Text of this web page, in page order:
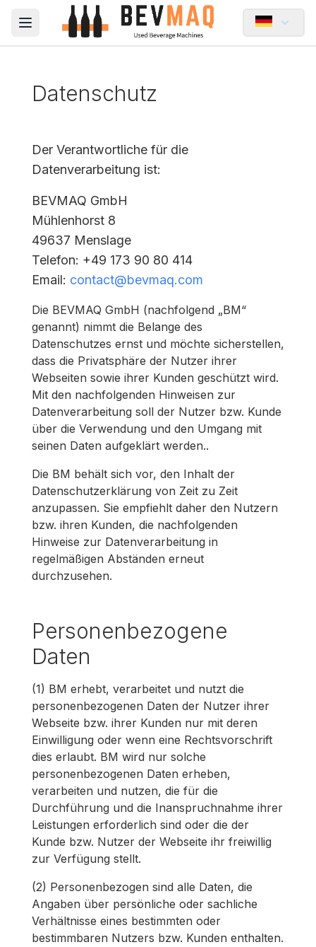
Open main menu
Datenschutz
Der Verantwortliche für die
Datenverarbeitung ist:
BEVMAQ GmbH
Mühlenhorst 8
49637 Menslage
Telefon: +49 173 90 80 414
Email: contact@bevmaq.com
Die BEVMAQ GmbH (nachfolgend „BM“
genannt) nimmt die Belange des
Datenschutzes ernst und möchte sicherstellen,
dass die Privatsphäre der Nutzer ihrer
Webseiten sowie ihrer Kunden geschützt wird.
Mit den nachfolgenden Hinweisen zur
Datenverarbeitung soll der Nutzer bzw. Kunde
über die Verwendung und den Umgang mit
seinen Daten aufgeklärt werden..
Die BM behält sich vor, den Inhalt der
Datenschutzerklärung von Zeit zu Zeit
anzupassen. Sie empfiehlt daher den Nutzern
bzw. ihren Kunden, die nachfolgenden
Hinweise zur Datenverarbeitung in
regelmäßigen Abständen erneut
durchzusehen.
Personenbezogene
Daten
(1) BM erhebt, verarbeitet und nutzt die
personenbezogenen Daten der Nutzer ihrer
Webseite bzw. ihrer Kunden nur mit deren
Einwilligung oder wenn eine Rechtsvorschrift
dies erlaubt. BM wird nur solche
personenbezogenen Daten erheben,
verarbeiten und nutzen, die für die
Durchführung und die Inanspruchnahme ihrer
Leistungen erforderlich sind oder die der
Kunde bzw. Nutzer der Webseite ihr freiwillig
zur Verfügung stellt.
(2) Personenbezogen sind alle Daten, die
Angaben über persönliche oder sachliche
Verhältnisse eines bestimmten oder
bestimmbaren Nutzers bzw. Kunden enthalten.